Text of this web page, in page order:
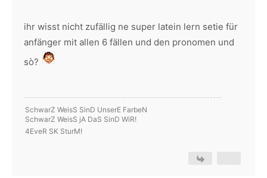
ihr wisst nicht zufällig ne super latein lern setie für
anfänger mit allen 6 fällen und den pronomen und
sò?
SchwarZ WeisS SinD UnserE FarbeN
SchwarZ WeisS jA DaS SinD WiR!
4EveR SK SturM!